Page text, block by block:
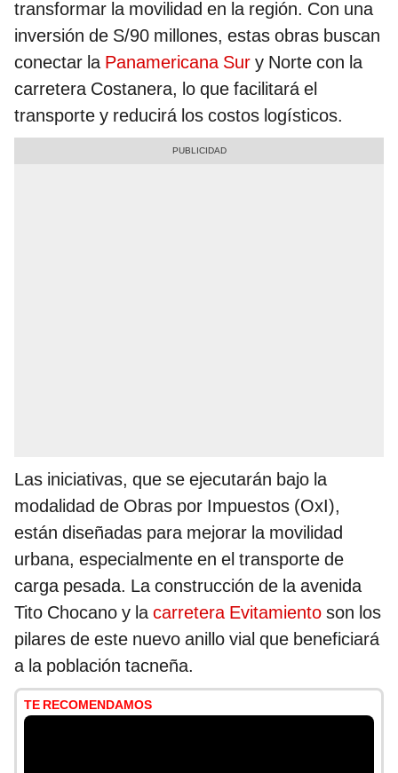
transformar la movilidad en la región. Con una
inversión de S/90 millones, estas obras buscan
conectar la Panamericana Sur y Norte con la
carretera Costanera, lo que facilitará el
transporte y reducirá los costos logísticos.
Las iniciativas, que se ejecutarán bajo la
modalidad de Obras por Impuestos (OxI),
están diseñadas para mejorar la movilidad
urbana, especialmente en el transporte de
carga pesada. La construcción de la avenida
Tito Chocano y lacarretera Evitamiento son los
pilares de este nuevo anillo vial que beneficiará
a la población tacneña.
TE RECOMENDAMOS